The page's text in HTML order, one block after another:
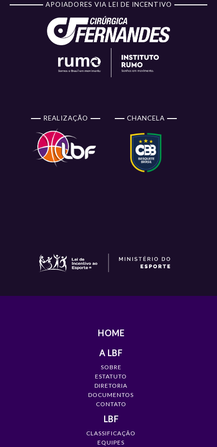
APOIADORES VIA LEI DE INCENTIVO
REALIZAÇÃO CHANCELA
HOME
A LBF
SOBRE
ESTATUTO
DIRETORIA
DOCUMENTOS
CONTATO
LBF
CLASSIFICAÇÃO
EQUIPES